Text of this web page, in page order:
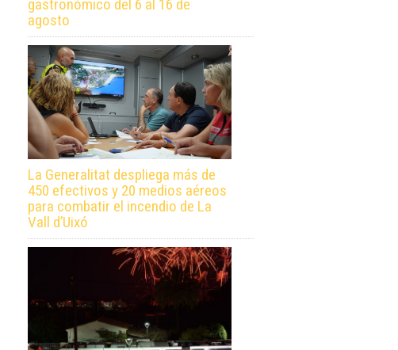
gastronómico del 6 al 16 de
agosto
La Generalitat despliega más de
450 efectivos y 20 medios aéreos
para combatir el incendio de La
Vall d’Uixó